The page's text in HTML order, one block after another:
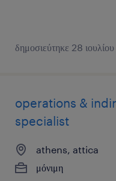
δημοσιεύτηκε 28
operations &
specialist
athens, attica
μόνιμη